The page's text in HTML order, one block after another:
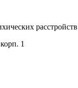
расстройств
1